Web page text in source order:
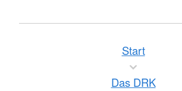
Start
Das DRK